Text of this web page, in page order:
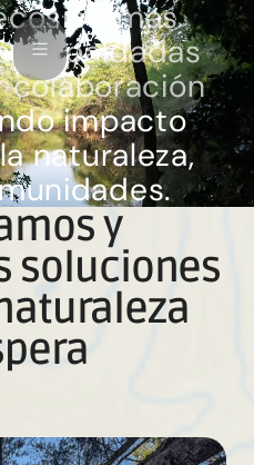
respaldadas
colaboración
impacto
naturaleza,
y
soluciones